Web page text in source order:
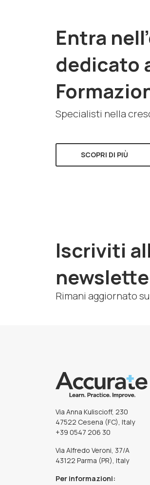
Entra
dedicato
Specialisti nella
SCOPRI DI PIÙ
Iscriviti
Rimani aggiornato
Via Anna Kuliscioff, 230
47522 Cesena (FC), Italy
+39 0547 206 30
Via Alfredo Veroni, 37/A
43122 Parma (PR), Italy
Per informazioni: